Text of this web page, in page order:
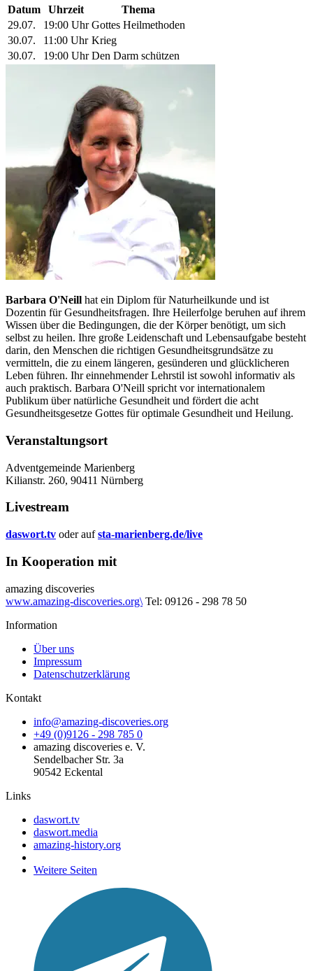
Datum Uhrzeit
Thema
29.07.
19:00 Uhr Gottes Heilmethoden
30.07.
11:00 Uhr Krieg
30.07.
19:00 Uhr Den Darm schützen
Barbara O'Neill hat ein Diplom für Naturheilkunde und ist
Dozentin für Gesundheitsfragen. Ihre Heilerfolge beruhen auf ihrem
Wissen über die Bedingungen, die der Körper benötigt, um sich
selbst zu heilen. Ihre große Leidenschaft und Lebensaufgabe besteht
darin, den Menschen die richtigen Gesundheitsgrundsätze zu
vermitteln, die zu einem längeren, gesünderen und glücklicheren
Leben führen. Ihr einnehmender Lehrstil ist sowohl informativ als
auch praktisch. Barbara O'Neill spricht vor internationalem
Publikum über natürliche Gesundheit und fördert die acht
Gesundheitsgesetze Gottes für optimale Gesundheit und Heilung.
Veranstaltungsort
Adventgemeinde Marienberg
Kilianstr. 260, 90411 Nürnberg
Livestream
daswort.tv oder aufsta-marienberg.de/live
In Kooperation mit
amazing discoveries
www.amazing-discoveries.org\ Tel: 09126 - 298 78 50
Information
Über uns
Impressum
Datenschutzerklärung
Kontakt
info@amazing-discoveries.org
+49 (0)9126 - 298 785 0
amazing discoveries e. V.
Sendelbacher Str. 3a
90542 Eckental
Links
daswort.tv
daswort.media
amazing-history.org
Weitere Seiten